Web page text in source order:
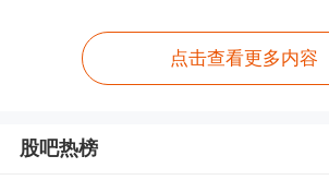
点击查看更多内容
股吧热榜